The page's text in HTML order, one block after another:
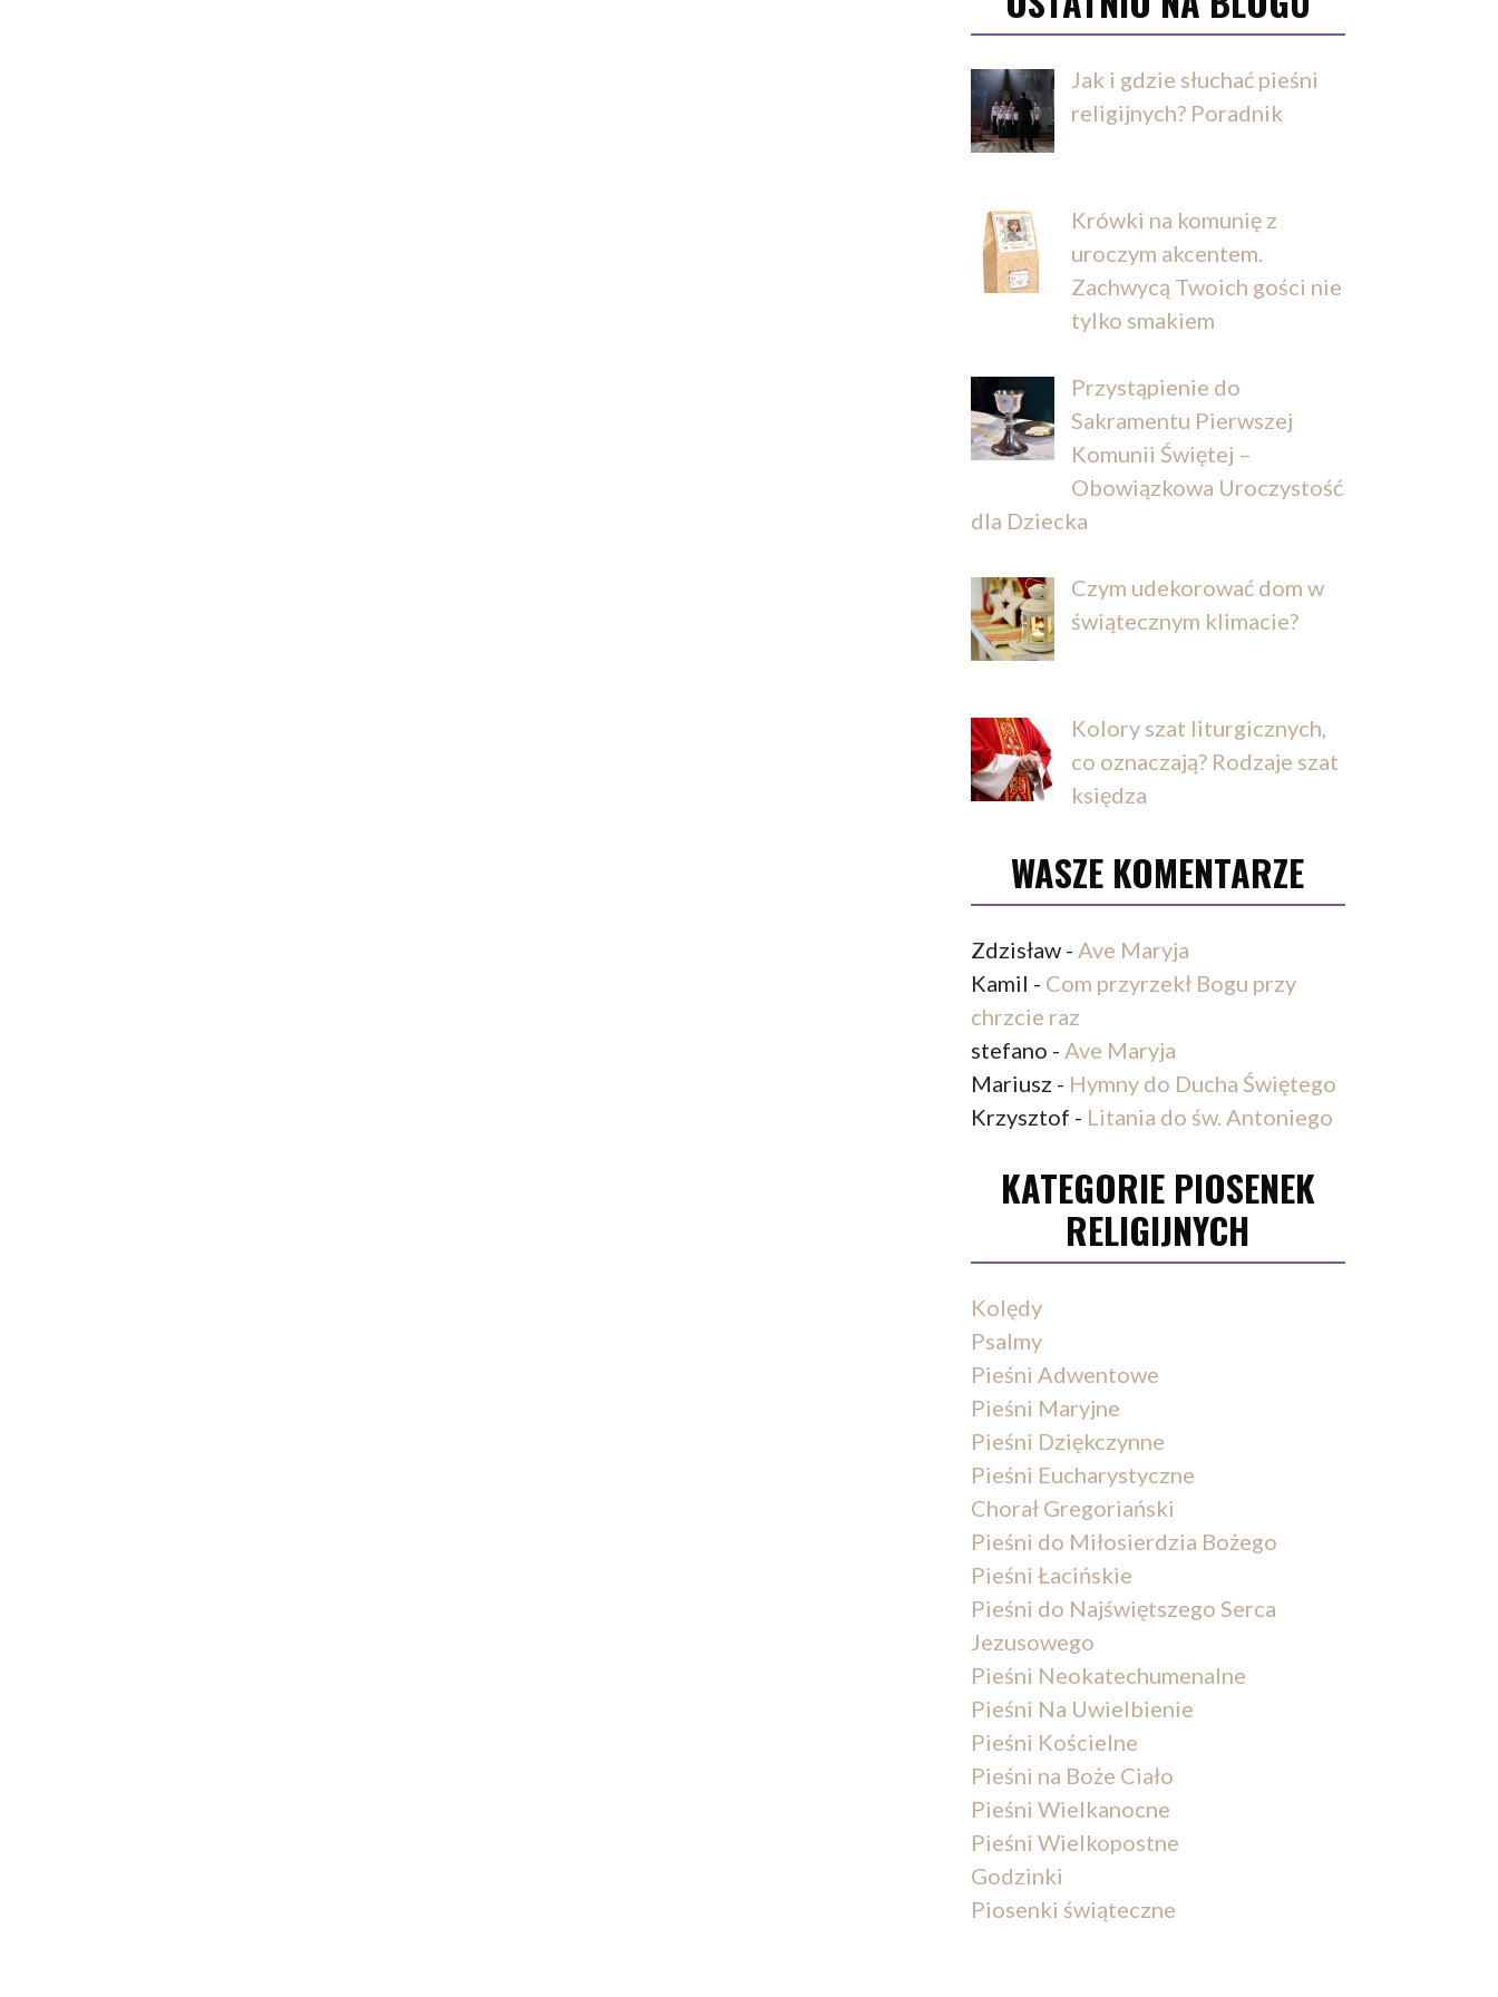
Jak i gdzie słuchać pieśni
religijnych? Poradnik
Krówki na komunię z
uroczym akcentem.
Zachwycą Twoich gości nie
tylko smakiem
Przystąpienie do
Sakramentu Pierwszej
Komunii Świętej –
Obowiązkowa Uroczystość
dla Dziecka
Czym udekorować dom w
świątecznym klimacie?
Kolory szat liturgicznych,
co oznaczają? Rodzaje szat
księdza
WASZE KOMENTARZE
Zdzisław- Ave Maryja
Kamil - Com przyrzekł Bogu przy
chrzcie raz
stefano - Ave Maryja
Mariusz - Hymny do Ducha Świętego
Krzysztof - Litania do św. Antoniego
KATEGORIE PIOSENEK
RELIGIJNYCH
Kolędy
Psalmy
Pieśni Adwentowe
Pieśni Maryjne
Pieśni Dziękczynne
Pieśni Eucharystyczne
Chorał Gregoriański
Pieśni do Miłosierdzia Bożego
Pieśni Łacińskie
Pieśni do Najświętszego Serca
Jezusowego
Pieśni Neokatechumenalne
Pieśni Na Uwielbienie
Pieśni Kościelne
Pieśni na Boże Ciało
Pieśni Wielkanocne
Pieśni Wielkopostne
Godzinki
Piosenki świąteczne